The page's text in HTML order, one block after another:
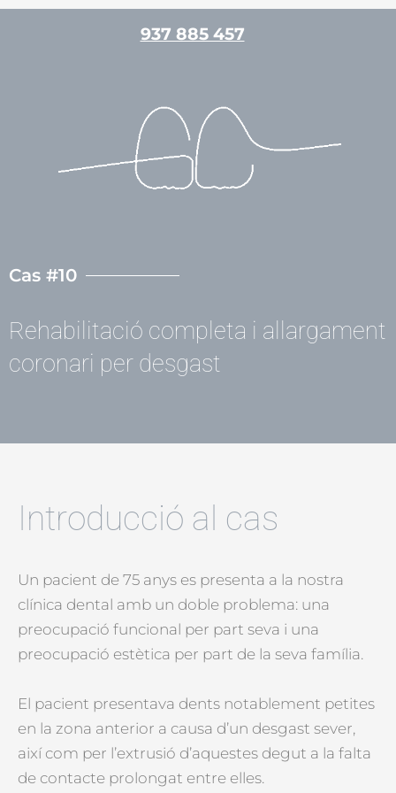
937 885 457
Pròtesis dentals / Per admin
Cas #10
Rehabilitació completa i allargament
coronari per desgast
Introducció al cas
Un pacient de 75 anys es presenta a la nostra
clínica dental amb un doble problema: una
preocupació funcional per part seva i una
preocupació estètica per part de la seva família.
El pacient presentava dents notablement petites
en la zona anterior a causa d’un desgast sever,
així com per l’extrusió d’aquestes degut a la falta
de contacte prolongat entre elles.